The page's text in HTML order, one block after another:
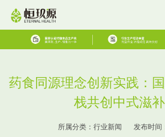
药食同源理念创新实践：
栈共创中式滋
所属分类： 行业新闻 发布时间